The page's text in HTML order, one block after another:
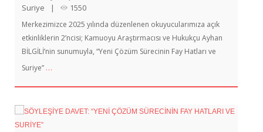
Suriye
| 1550
Merkezimizce 2025 yılında düzenlenen okuyucularımıza açık
etkinliklerin 2’ncisi; Kamuoyu Araştırmacısı ve Hukukçu Ayhan
BİLGİLİ’nin sunumuyla, “Yeni Çözüm Sürecinin Fay Hatları ve
Suriye” …